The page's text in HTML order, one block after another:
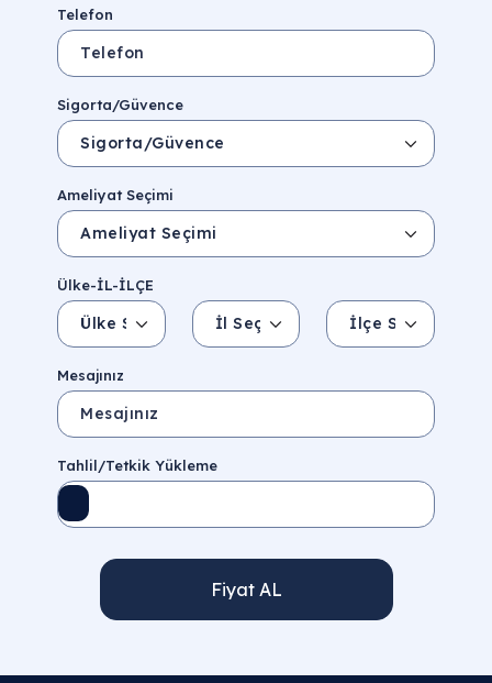
Telefon
Sigorta/Güvence
Ameliyat Seçimi
Ülke-İL-İLÇE
Ülke Seçin
İl Seçin İlçe Seçin
Mesajınız
Tahlil/Tetkik Yükleme
Fiyat AL